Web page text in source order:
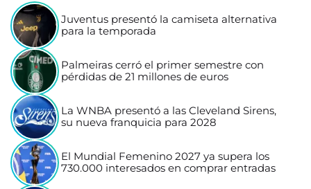
Juventus presentó la camiseta alternativa
para la temporada
Palmeiras cerró el primer semestre con
pérdidas de 21 millones de euros
La WNBA presentó a las Cleveland Sirens,
su nueva franquicia para 2028
El Mundial Femenino 2027 ya supera los
730.000 interesados en comprar entradas